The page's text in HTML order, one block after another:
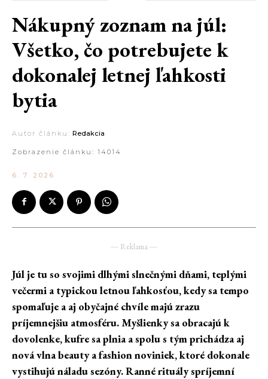
Nákupný zoznam na júl:
Všetko, čo potrebujete k
dokonalej letnej ľahkosti
bytia
Autor článku: Redakcia
Zobrazenie článku: 14014
6. 7. 2026
― Reklama ―
Júl je tu so svojimi dlhými slnečnými dňami, teplými
večermi a typickou letnou ľahkosťou, kedy sa tempo
spomaľuje a aj obyčajné chvíle majú zrazu
príjemnejšiu atmosféru. Myšlienky sa obracajú k
dovolenke, kufre sa plnia a spolu s tým prichádza aj
nová vlna beauty a fashion noviniek, ktoré dokonale
vystihujú náladu sezóny. Ranné rituály spríjemní